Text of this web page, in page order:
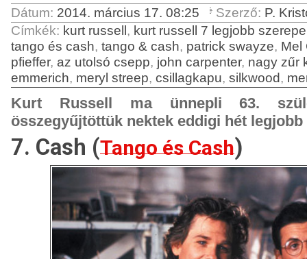
Dátum: 2014. március 17. 08:25 Szerző: P.
Címkék: kurt russell , kurt russell 7 legjobb szerepe
tango és cash, tango & cash, patrick swayze, Mel
pfieffer, az utolsó csepp, john carpenter, nagy zűr
emmerich, meryl streep, csillagkapu, silkwood,
Kurt Russell ma ünnepli 63.
összegyűjtöttük nektek eddigi hét legjobb
7. Cash (Tango és Cash)